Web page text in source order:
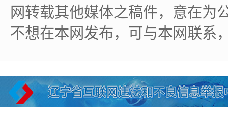
网转载其他媒体之稿件，意在为
不想在本网发布，可与本网联系